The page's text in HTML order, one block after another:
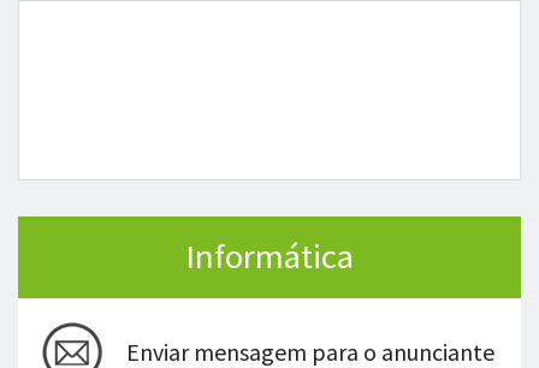
Informática
Enviar mensagem para o anunciante